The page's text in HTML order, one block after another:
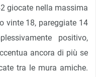
giocate nella massima
vinte 18, pareggiate 14
positivo,
ancora di più se
tra le mura amiche.